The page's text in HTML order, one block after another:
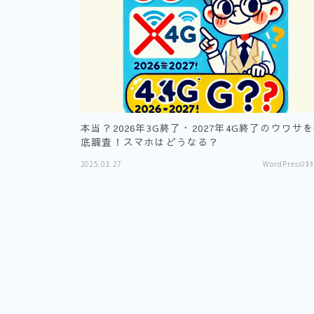
本当？2026年3G終了・2027年4G終了のウワサ
底調査！スマホはどうなる？
2025.03.27 WordPressﾏﾈﾀ